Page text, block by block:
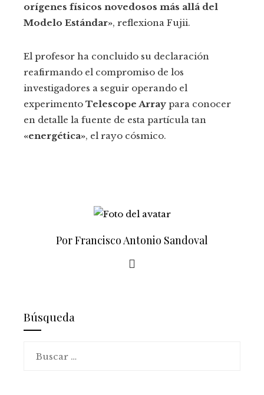
orígenes físicos novedosos más allá del
Modelo Estándar», reflexiona Fujii.
El profesor ha concluido su declaración
reafirmando el compromiso de los
investigadores a seguir operando el
experimento Telescope Array para conocer
en detalle la fuente de esta partícula tan
«energética», el rayo cósmico.
Por Francisco Antonio Sandoval
Búsqueda